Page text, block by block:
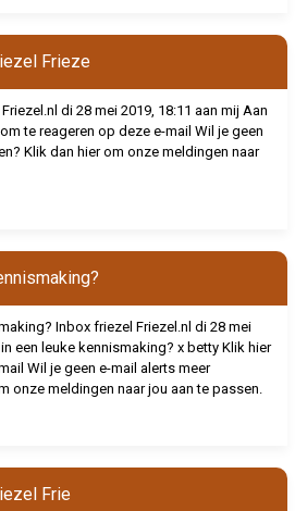
Frieze
di 28 mei 2019, 18:11 aan mij Aan
te reageren op deze e-mail Wil je geen
Klik dan hier om onze meldingen naar
Inbox friezel Friezel.nl di 28 mei
een leuke kennismaking? x betty Klik hier
Wil je geen e-mail alerts meer
onze meldingen naar jou aan te passen.
Frie